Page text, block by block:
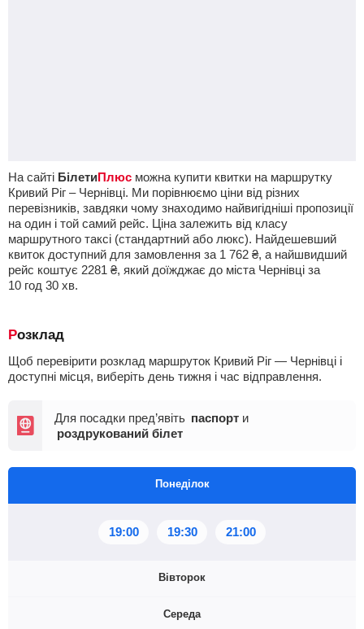
На сайті БілетиПлюс можна купити квитки на маршрутку
Кривий Ріг – Чернівці. Ми порівнюємо ціни від різних
перевізників, завдяки чому знаходимо найвигідніші пропозиції
на один і той самий рейс. Ціна залежить від класу
маршрутного таксі (стандартний або люкс). Найдешевший
квиток доступний для замовлення за 1 762 ₴, а найшвидший
рейс коштує 2281 ₴, який доїжджає до міста Чернівці за
10 год 30 хв.
Розклад
Щоб перевірити розклад маршруток Кривий Ріг — Чернівці і
доступні місця, виберіть день тижня і час відправлення.
Для посадки пред’явіть паспорт и
роздрукований білет
Понеділок
19:00 19:30 21:00
Вівторок
Середа